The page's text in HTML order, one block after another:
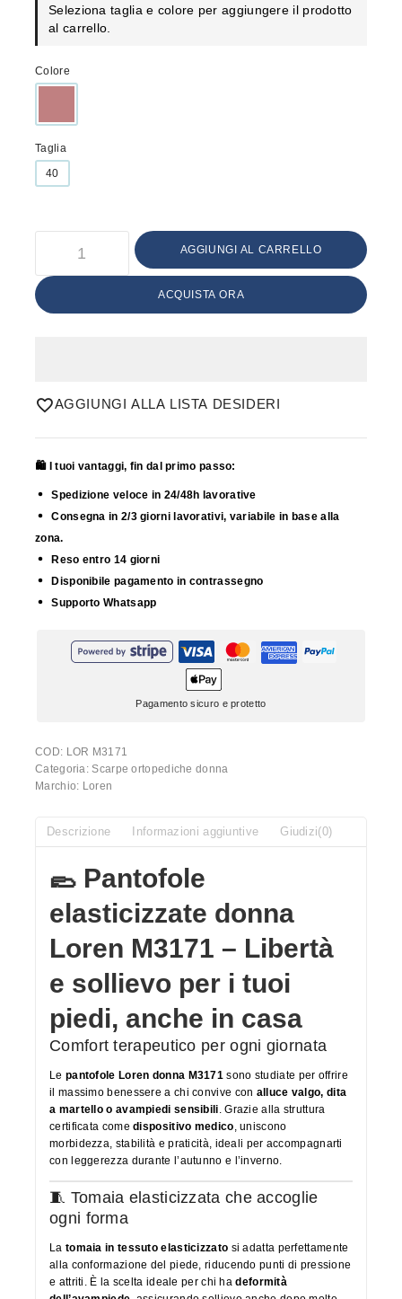
Seleziona taglia e colore per aggiungere il prodotto
al carrello.
Colore
Taglia
40
AGGIUNGI AL CARRELLO
ACQUISTA ORA
AGGIUNGI ALLA LISTA DESIDERI
🛍️ I tuoi vantaggi, fin dal primo passo:
Spedizione veloce in 24/48h lavorative
Consegna in 2/3 giorni lavorativi, variabile in base alla
zona.
Reso entro 14 giorni
Disponibile pagamento in contrassegno
Supporto Whatsapp
Pagamento sicuro e protetto
COD: LOR M3171
Categoria:Scarpe ortopediche donna
Marchio: Loren
Descrizione Informazioni aggiuntive Giudizi(0)
🥿 Pantofole
elasticizzate donna
Loren M3171 – Libertà
e sollievo per i tuoi
piedi, anche in casa
Comfort terapeutico per ogni giornata
Le pantofole Loren donna M3171 sono studiate per offrire
il massimo benessere a chi convive con alluce valgo, dita
a martello o avampiedi sensibili . Grazie alla struttura
certificata comedispositivo medico , uniscono
morbidezza, stabilità e praticità, ideali per accompagnarti
con leggerezza durante l’autunno e l’inverno.
🧵 Tomaia elasticizzata che accoglie
ogni forma
La tomaia in tessuto elasticizzato si adatta perfettamente
alla conformazione del piede, riducendo punti di pressione
e attriti. È la scelta ideale per chi hadeformità